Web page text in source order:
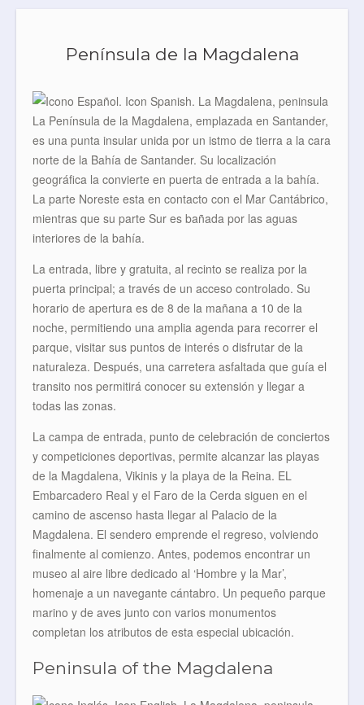
Península de la Magdalena
La Península de la Magdalena, emplazada en Santander,
es una punta insular unida por un istmo de tierra a la cara
norte de la Bahía de Santander. Su localización
geográfica la convierte en puerta de entrada a la bahía.
La parte Noreste esta en contacto con el Mar Cantábrico,
mientras que su parte Sur es bañada por las aguas
interiores de la bahía.
La entrada, libre y gratuita, al recinto se realiza por la
puerta principal; a través de un acceso controlado. Su
horario de apertura es de 8 de la mañana a 10 de la
noche, permitiendo una amplia agenda para recorrer el
parque, visitar sus puntos de interés o disfrutar de la
naturaleza. Después, una carretera asfaltada que guía el
transito nos permitirá conocer su extensión y llegar a
todas las zonas.
La campa de entrada, punto de celebración de conciertos
y competiciones deportivas, permite alcanzar las playas
de la Magdalena, Vikinis y la playa de la Reina. EL
Embarcadero Real y el Faro de la Cerda siguen en el
camino de ascenso hasta llegar al Palacio de la
Magdalena. El sendero emprende el regreso, volviendo
finalmente al comienzo. Antes, podemos encontrar un
museo al aire libre dedicado al ‘Hombre y la Mar’,
homenaje a un navegante cántabro. Un pequeño parque
marino y de aves junto con varios monumentos
completan los atributos de esta especial ubicación.
Peninsula of the Magdalena